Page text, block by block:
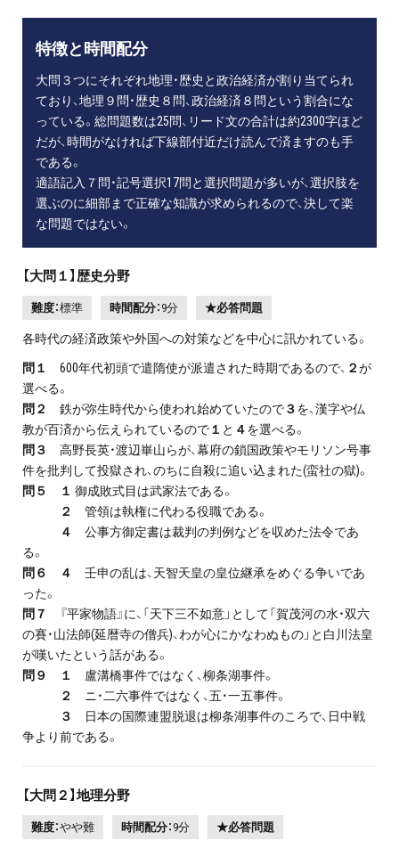
特徴と時間配分
大問３つにそれぞれ地理・歴史と政治経済が割り当てられ
ており、地理９問・歴史８問、政治経済８問という割合にな
っている。総問題数は25問、リード文の合計は約2300字ほど
だが、時間がなければ下線部付近だけ読んで済ますのも手
である。
適語記入７問・記号選択17問と選択問題が多いが、選択肢を
選ぶのに細部まで正確な知識が求められるので、決して楽
な問題ではない。
【大問１】歴史分野
難度：標準 時間配分： 9分 ★必答問題
各時代の経済政策や外国への対策などを中心に訊かれている。
問１ 600年代初頭で遣隋使が派遣された時期であるので、 ２が
選べる。
問２
鉄が弥生時代から使われ始めていたので３を、漢字や仏
教が百済から伝えられているので１ と ４を選べる。
問３
高野長英・渡辺崋山らが、幕府の鎖国政策やモリソン号事
件を批判して投獄され、のちに自殺に追い込まれた(蛮社の獄)。
問５
１ 御成敗式目は武家法である。
２
管領は執権に代わる役職である。
４
公事方御定書は裁判の判例などを収めた法令であ
る。
問６
４
壬申の乱は、天智天皇の皇位継承をめぐる争いであ
った。
問７
『平家物語』に、「天下三不如意」として「賀茂河の水・双六
の賽・山法師(延暦寺の僧兵)、わが心にかなわぬもの」と白川法皇
が嘆いたという話がある。
問９
１
盧溝橋事件ではなく、柳条湖事件。
２
ニ・二六事件ではなく、五・一五事件。
３
日本の国際連盟脱退は柳条湖事件のころで、日中戦
争より前である。
【大問２】地理分野
難度：やや難 時間配分： 9分 ★必答問題